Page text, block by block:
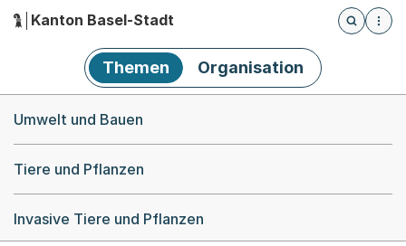
Hauptnavigation
Kanton Basel-Stadt
Öffnet
Themen Organisation
Umwelt und Bauen
Tiere und Pflanzen
Invasive Tiere und Pflanzen